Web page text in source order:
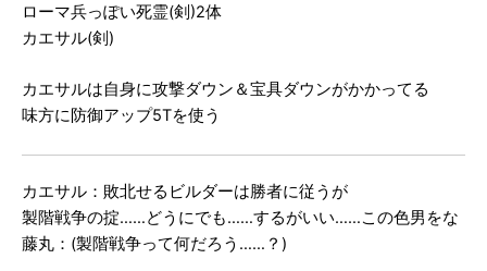
ローマ兵っぽい死霊(剣)2体
カエサル(剣)
カエサルは自身に攻撃ダウン＆宝具ダウンがかかってる
味方に防御アップ5Tを使う
カエサル：敗北せるビルダーは勝者に従うが
製階戦争の掟……どうにでも……するがいい……この色男をな
藤丸：(製階戦争って何だろう……？)